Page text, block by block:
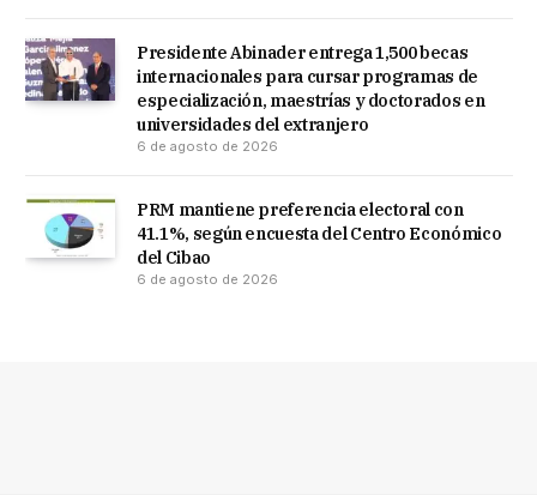
Presidente Abinader entrega 1,500 becas
internacionales para cursar programas de
especialización, maestrías y doctorados en
universidades del extranjero
6 de agosto de 2026
PRM mantiene preferencia electoral con
41.1%, según encuesta del Centro Económico
del Cibao
6 de agosto de 2026